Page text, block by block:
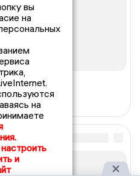
вы
на
на
настроить
и